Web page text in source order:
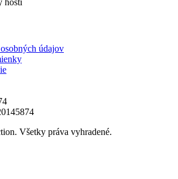
hostí
údajov
Všetky práva vyhradené.